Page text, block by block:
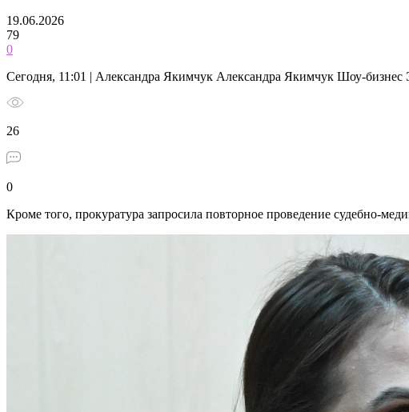
19.06.2026
79
0
Сегодня, 11:01 | Александра Якимчук Александра Якимчук Шоу-бизнес
26
0
Кроме того, прокуратура запросила повторное проведение судебно-